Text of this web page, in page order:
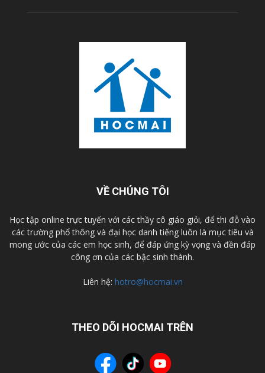
VỀ CHÚNG TÔI
Học tập online trực tuyến với các thầy cô giáo giỏi, để thi đỗ vào
các trường phổ thông và đại học danh tiếng luôn là mục tiêu và
mong ước của các em học sinh, để đáp ứng kỳ vọng và đền đáp
công ơn của các bậc sinh thành.
Liên hệ: hotro@hocmai.vn
THEO DÕI HOCMAI TRÊN